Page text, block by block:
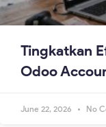
Tingkatkan
Odoo
June 22, 2026 No